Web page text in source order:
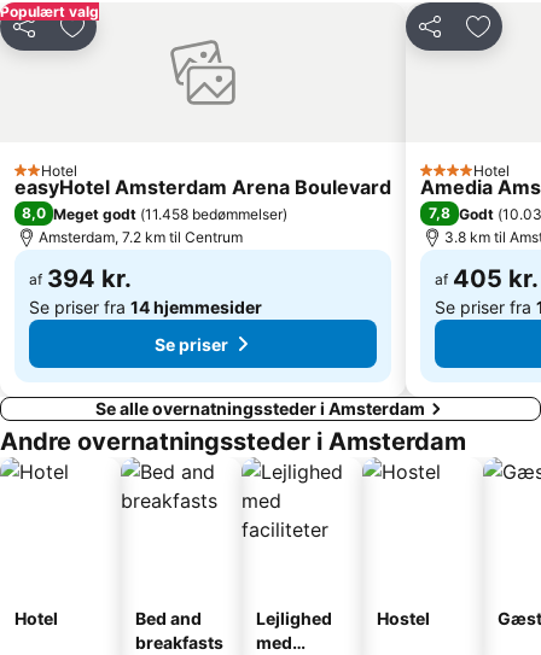
Hoofddorp centrum
Westerpark
Amsterdam Marathon
Zuidoost
Osdorp
Valkenburg
Seventeenth-century canal ring area of Amsterdam inside the Singelgracht
Populært valg
Del Føj til favoritter
2 Stjerner
Hotel
easyHotel Amsterdam Arena Boulevard
8,0 Meget godt (11.458 bedømmelser)
Amsterdam, 7.2 km til Centrum
af 394 kr.
Se priser fra 14 hjemmesider
Se priser
Del Føj til
4 Stjerner
Hotel
Amedia
7,8 Godt (
3.8 km til
af 405 kr.
Se priser fra
Se alle overnatningssteder i Amsterdam
Andre overnatningssteder i Amsterdam
Hotel
Bed and
breakfasts
Lejlighed
med
Hostel